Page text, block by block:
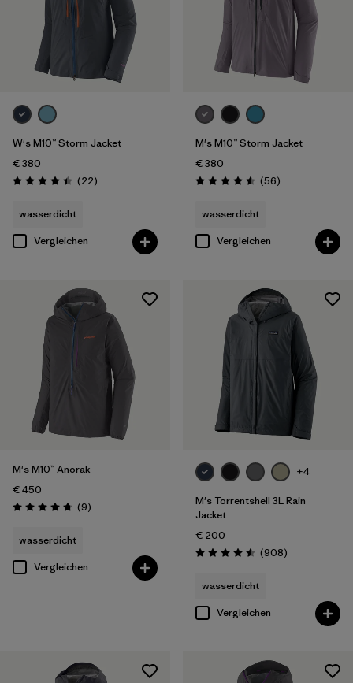
W's M10™ Storm Jacket
€ 380
Bewertung: 4.4 / 5
(22Rezensionen
)
wasserdicht
Vergleichen
M's M10™ Storm Jacket
€ 380
Bewertung: 4.6 / 5
(56Rezensionen
)
wasserdicht
Vergleichen
M's M10™ Anorak
€ 450
Bewertung: 4.8 / 5
(9Rezensionen
)
wasserdicht
Vergleichen
+4
M's Torrentshell 3L Rain
Jacket
€ 200
Bewertung: 4.6 / 5
(908Rezensionen
)
wasserdicht
Vergleichen